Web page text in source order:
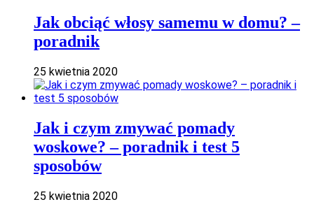
Jak obciąć włosy samemu w domu? –
poradnik
25 kwietnia 2020
Jak i czym zmywać pomady
woskowe? – poradnik i test 5
sposobów
25 kwietnia 2020